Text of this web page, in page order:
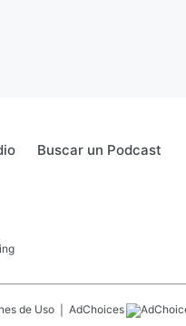
Buscar un Podcast
de Uso AdChoices